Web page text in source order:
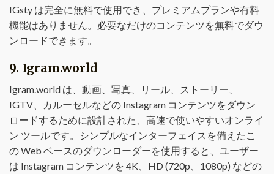
IGsty は完全に無料で使用でき、プレミアムプランや有料
機能はありません。必要なだけのコンテンツを無料でダウ
ンロードできます。
9. Igram.world
Igram.world は、動画、写真、リール、ストーリー、
IGTV、カルーセルなどの Instagram コンテンツをダウン
ロードするために設計された、高速で使いやすいオンライ
ン ツールです。シンプルなインターフェイスを備えたこ
の Web ベースのダウンローダーを使用すると、ユーザー
は Instagram コンテンツを 4K、HD (720p、1080p) などの